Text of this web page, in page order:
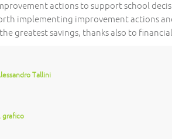
actions to support school
implementing improvement actions
greatest savings, thanks also to
Tallini
grafico